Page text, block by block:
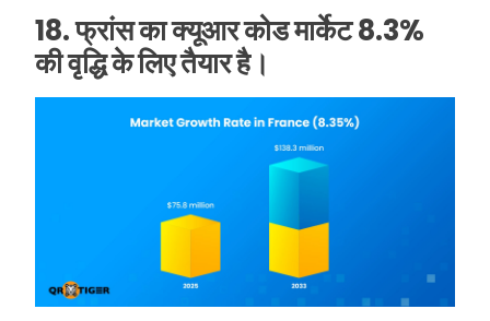
18. फ्रांस का क्यूआर कोड मार्केट 8.3%
की वृद्धि के लिए तैयार है।